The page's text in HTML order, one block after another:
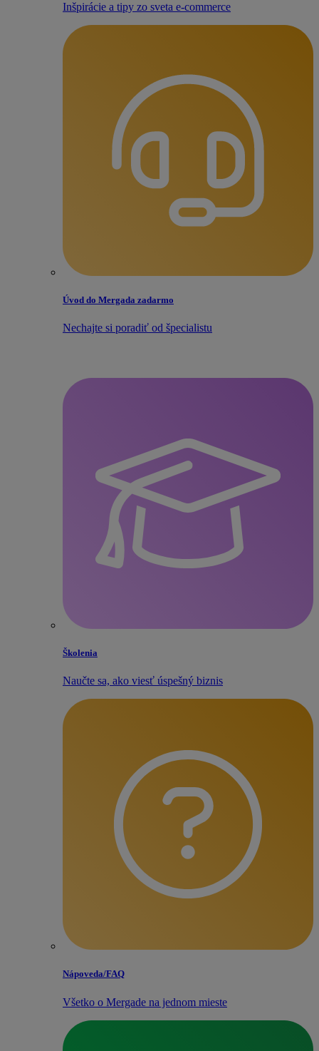
Inšpirácie a tipy zo sveta e‑commerce
Úvod do Mergada zadarmo
Nechajte si poradiť od špecialistu
Školenia
Naučte sa, ako viesť úspešný biznis
Nápoveda/​FAQ
Všetko o Mergade na jednom mieste